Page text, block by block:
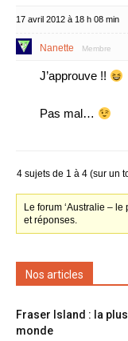
17 avril 2012 à 18 h 08 min
Nanette Membre
J’approuve !!
Pas mal…
4 sujets de 1 à 4 (sur un
Le forum ‘Australie –
et réponses.
Nos articles
Fraser Island : la
monde